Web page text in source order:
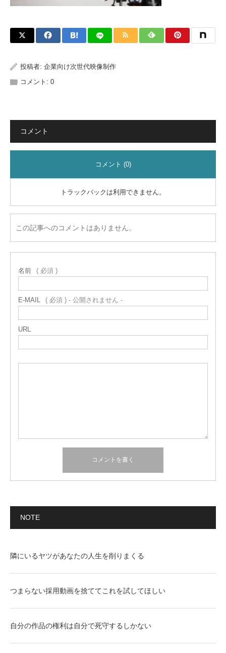
投稿者: 企業向け次世代映像制作
コメント: 0
コメント
コメント (0)
トラックバックは利用できません。
この記事へのコメントはありません。
名前 ( 必須 )
E-MAIL ( 必須 ) - 公開されません -
URL
NOTE
隣にいるヤツがあなたの人生を削りまくる
つまらない採用動画を捨ててこれを試してほしい
自分の作品の権利は自分で死守するしかない